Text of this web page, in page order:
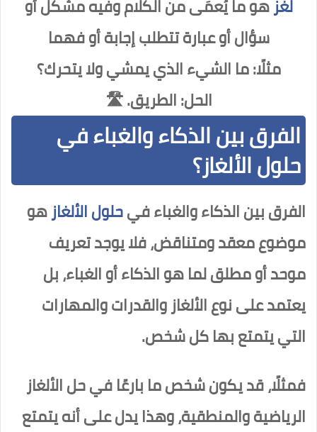
لغزهو ما يُعمَى من الكلام وفيه مشكل أو
سؤال أو عبارة تتطلب إجابة أو فهما
مثلًا: ما الشيء الذي يمشي ولا يتحرك؟
الحل: الطريق. 🛣️
الفرق بين الذكاء والغباء في
حلول الألغاز؟
الفرق بين الذكاء والغباء فيحلول الألغازهو
موضوع معقد ومتناقض، فلا يوجد تعريف
موحد أو مطلق لما هو الذكاء أو الغباء، بل
يعتمد على نوع الألغاز والقدرات والمهارات
التي يتمتع بها كل شخص.
فمثلًا، قد يكون شخص ما بارعًا في حل الألغاز
الرياضية والمنطقية، وهذا يدل على أنه يتمتع